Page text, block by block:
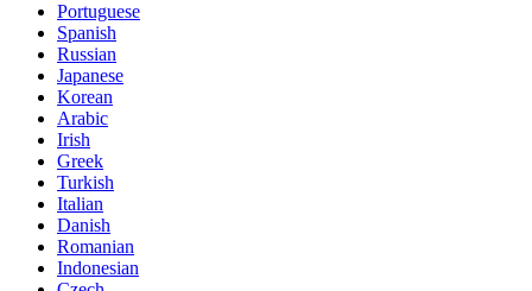
Portuguese
Spanish
Russian
Japanese
Korean
Arabic
Irish
Greek
Turkish
Italian
Danish
Romanian
Indonesian